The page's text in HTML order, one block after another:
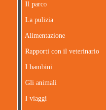
Il parco
La pulizia
Alimentazione
Rapporti con il veterinario
I bambini
Gli animali
I viaggi